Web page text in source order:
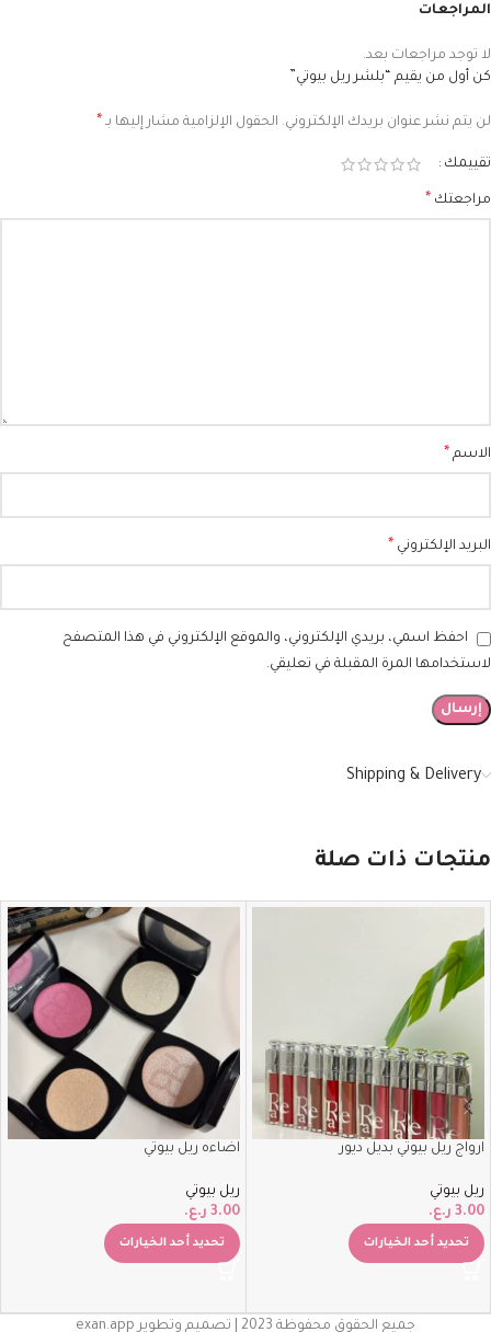
المراجعات
لا توجد مراجعات بعد.
كن أول من يقيم “بلشر ريل بيوتي”
لن يتم نشر عنوان بريدك الإلكتروني. الحقول الإلزامية مشار إليها بـ *
تقييمك
مراجعتك *
الاسم *
البريد الإلكتروني *
احفظ اسمي، بريدي الإلكتروني، والموقع الإلكتروني في هذا المتصفح
لاستخدامها المرة المقبلة في تعليقي.
Shipping & Delivery
منتجات ذات صلة
ارواج ريل بيوتي بديل ديور
ريل بيوتي
3.00 ر.ع.
تحديد أحد الخيارات
اضاءه ريل بيوتي
ريل بيوتي
3.00 ر.ع.
تحديد أحد الخيارات
جميع الحقوق محفوظة 2023 | تصميم وتطوير exan.app